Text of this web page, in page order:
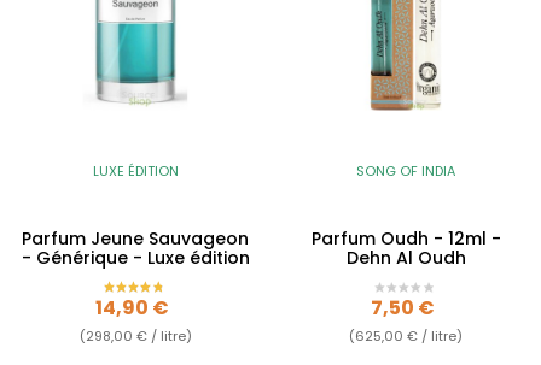
LUXE ÉDITION
Parfum Jeune Sauvageon
- Générique - Luxe édition
Prix
14,90 €
(298,00 € / litre)
SONG OF INDIA
Parfum Oudh - 12ml -
Dehn Al Oudh
Prix
7,50 €
(625,00 € / litre)